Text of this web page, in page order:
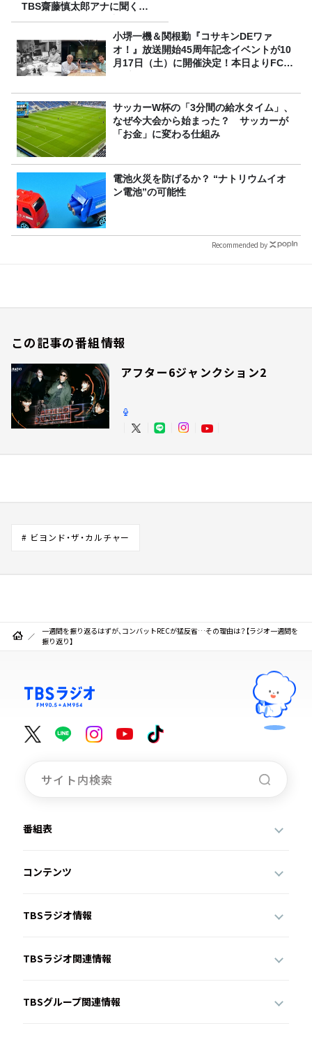
TBS齋藤慎太郎アナに聞くメ
ンズフィジークの魅力！！
小堺一機＆関根勤『コサキンDEワァ
オ！』放送開始45周年記念イベントが10
月17日（土）に開催決定！本日よりFC先
サッカーW杯の「3分間の給水タイム」、
なぜ今大会から始まった？ サッカーが
「お金」に変わる仕組み
電池火災を防げるか？ “ナトリウムイオ
ン電池”の可能性
Recommended by
この記事の番組情報
アフター6ジャンクション2
# ビヨンド・ザ・カルチャー
一週間を振り返るはずが、コンバットRECが猛反省…その理由は？【ラジオ一週間を
振り返り】
番組表
コンテンツ
TBSラジオ情報
TBSラジオ関連情報
TBSグループ関連情報